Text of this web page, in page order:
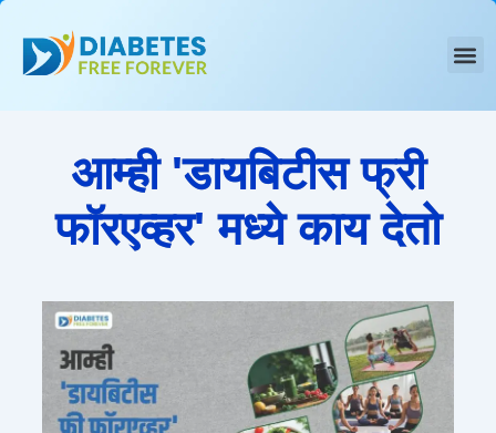
Skip
content
आम्ही 'डायबिटीस फ्री
फॉरएव्हर' मध्ये काय देतो